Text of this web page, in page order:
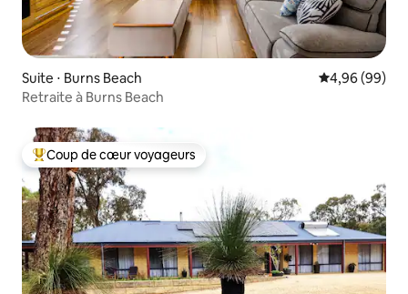
Suite ⋅ Burns Beach Évaluation
4,96 (99)
Retraite à Burns Beach
Coups de cœur voyageurs les plus appréciés
Coup de cœur voyageurs